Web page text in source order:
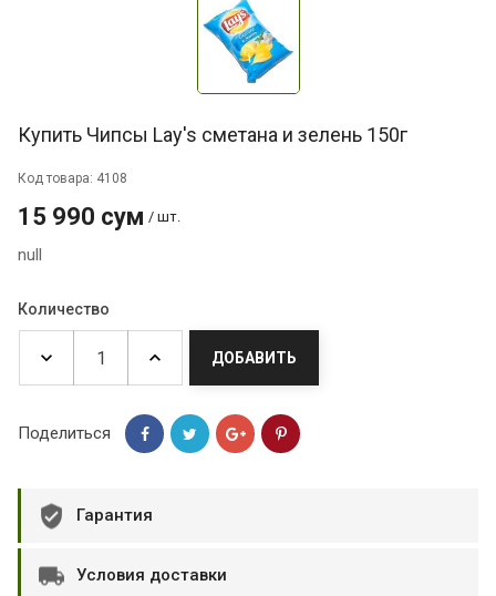
Купить Чипсы Lay's сметана и зелень 150г
Код товара: 4108
15 990 сум / шт.
null
Количество
ДОБАВИТЬ
Поделиться
Гарантия
Условия доставки